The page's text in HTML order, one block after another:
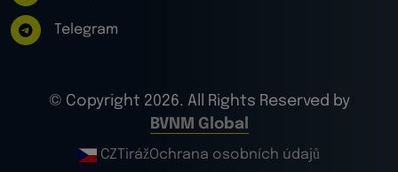
Telegram
© Copyright 2026. All Rights Reserved by
BVNM Global
CZTirážOchrana osobních údajů